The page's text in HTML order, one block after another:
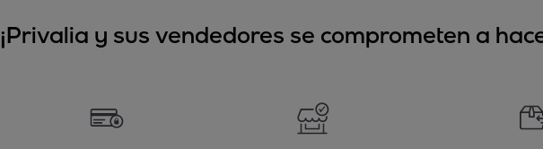
¡Privalia y sus vendedores se comprometen a